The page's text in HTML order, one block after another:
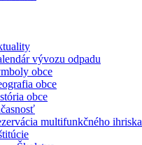
vývozu odpadu
obce
obce
obce
multifunkčného ihriska